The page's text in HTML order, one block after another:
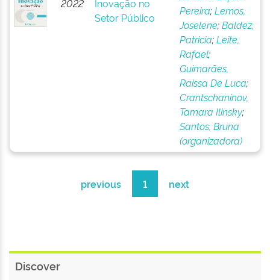
2022
Inovação no
Setor Público
Pereira;Lemos,
Joselene;Baldez,
Patricia;Leite,
Rafael;
Guimarães,
Raissa De Luca;
Crantschaninov,
Tamara Ilinsky;
Santos, Bruna
(organizadora)
previous 1 next
Discover